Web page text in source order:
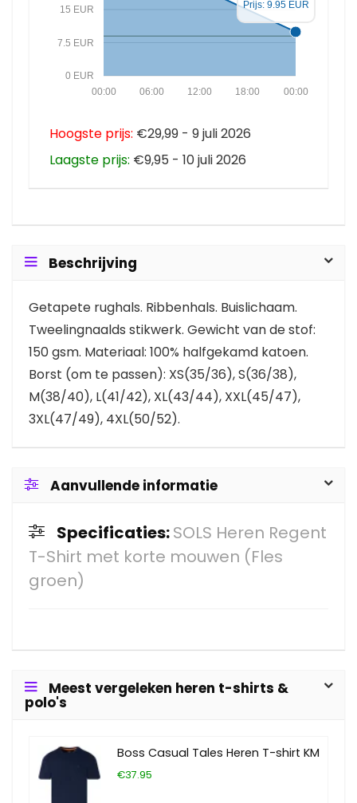
0 EUR
7.5 EUR
15 EUR
00:00
18:00
12:00
06:00
00:00
Prijs: 9.95 EUR
Hoogste prijs: €29,99 - 9 juli 2026
Laagste prijs: €9,95 - 10 juli 2026
Beschrijving
Getapete rughals. Ribbenhals. Buislichaam.
Tweelingnaalds stikwerk. Gewicht van de stof:
150 gsm. Materiaal: 100% halfgekamd katoen.
Borst (om te passen): XS(35/36), S(36/38),
M(38/40), L(41/42), XL(43/44), XXL(45/47),
3XL(47/49), 4XL(50/52).
Aanvullende informatie
Specificaties:SOLS Heren Regent
T-Shirt met korte mouwen (Fles
groen)
Meest vergeleken heren t-shirts &
polo's
Boss Casual Tales Heren T-shirt KM
€37.95